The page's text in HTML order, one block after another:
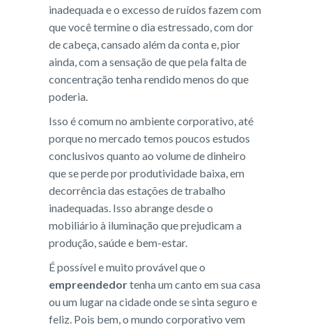
inadequada e o excesso de ruídos fazem com
que você termine o dia estressado, com dor
de cabeça, cansado além da conta e, pior
ainda, com a sensação de que pela falta de
concentração tenha rendido menos do que
poderia.
Isso é comum no ambiente corporativo, até
porque no mercado temos poucos estudos
conclusivos quanto ao volume de dinheiro
que se perde por produtividade baixa, em
decorrência das estações de trabalho
inadequadas. Isso abrange desde o
mobiliário à iluminação que prejudicam a
produção, saúde e bem-estar.
É possível e muito provável que o
empreendedortenha um canto em sua casa
ou um lugar na cidade onde se sinta seguro e
feliz. Pois bem, o mundo corporativo vem